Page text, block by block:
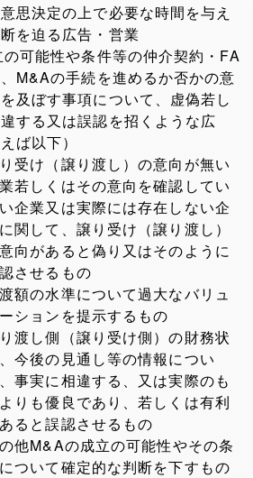
思決定の上で必要な時間を与え
を迫る広告・営業
可能性や条件等の仲介契約・FA
M&Aの手続を進めるか否かの意
及ぼす事項について、虚偽若し
する又は誤認を招くような広
ば以下）
受け（譲り渡し）の意向が無い
若しくはその意向を確認してい
企業又は実際には存在しない企
関して、譲り受け（譲り渡し）
向があると偽り又はそのように
させるもの
額の水準について過大なバリュ
ションを提示するもの
渡し側（譲り受け側）の財務状
今後の見通し等の情報につい
事実に相違する、又は実際のも
りも優良であり、若しくは有利
ると誤認させるもの
他M&Aの成立の可能性やその条
ついて確定的な判断を下すもの